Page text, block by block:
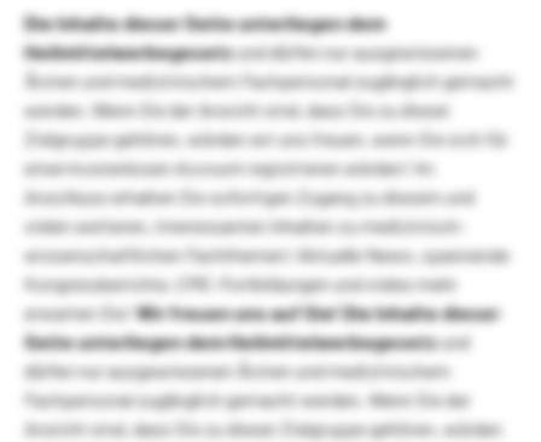
Die Inhalte dieser Seite unterliegen dem
Heilmittelwerbegesetzund dürfen nur ausgewiesenen
Ärzten und medizinischem Fachpersonal zugänglich gemacht
werden. Wenn Sie der Ansicht sind, dass Sie zu dieser
Zielgruppe gehören, würden wir uns freuen, wenn Sie sich für
einen kostenlosen Account registrieren würden! Im
Anschluss erhalten Sie sofortigen Zugang zu diesem und
vielen weiteren, interessanten Inhalten zu medizinisch-
wissenschaftlichen Fachthemen! Aktuelle News, spannende
Kongressberichte, CME-Fortbildungen und vieles mehr
erwarten Sie!Wir freuen uns auf Sie!Die Inhalte dieser
Seite unterliegen dem Heilmittelwerbegesetzund
dürfen nur ausgewiesenen Ärzten und medizinischem
Fachpersonal zugänglich gemacht werden. Wenn Sie der
Ansicht sind, dass Sie zu dieser Zielgruppe gehören, würden